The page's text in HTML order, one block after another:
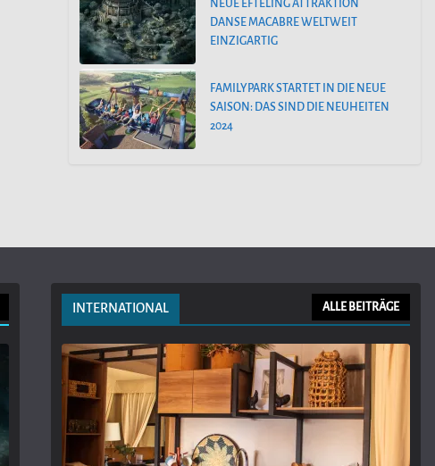
NEUE EFTELING ATTRAKTION
DANSE MACABRE WELTWEIT
EINZIGARTIG
FAMILYPARK STARTET IN DIE NEUE
SAISON: DAS SIND DIE NEUHEITEN
2024
INTERNATIONAL ALLE BEITRÄGE